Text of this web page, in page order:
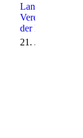
Landeszentrale
Vereidigungsfeier
der Polizei 2023
21. Juni 2023